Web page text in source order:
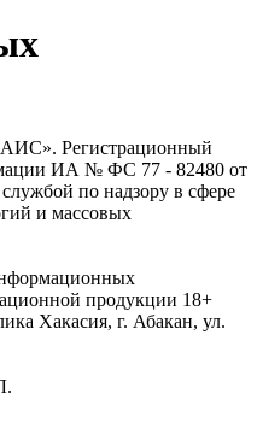
Регистрационный
ИА № ФС 77 - 82480 от
по надзору в сфере
и массовых
продукции 18+
Хакасия, г. Абакан, ул.